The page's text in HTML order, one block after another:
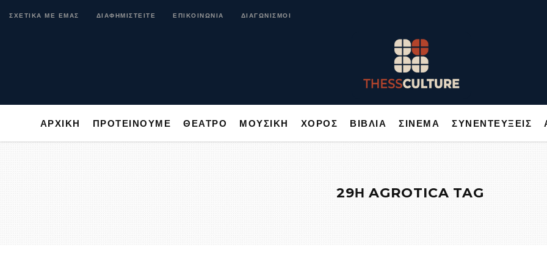
ΣΧΕΤΙΚΑ ΜΕ ΕΜΑΣ ΔΙΑΦΗΜΙΣΤΕΙΤΕ ΕΠΙΚΟΙΝΩΝΙΑ ΔΙΑΓΩΝΙΣΜΟΙ
ΑΡΧΙΚΗ ΠΡΟΤΕΙΝΟΥΜΕ ΘΕΑΤΡΟ ΜΟΥΣΙΚΗ ΧΟΡΟΣ ΒΙΒΛΙΑ ΣΙΝΕΜΑ ΣΥΝΕΝΤΕΥΞΕΙΣ
ΑΡΧΙΚΗ ΠΡΟΤΕΙΝΟΥΜΕ ΘΕΑΤΡΟ ΜΟΥΣΙΚΗ
29Η AGROTICA TAG